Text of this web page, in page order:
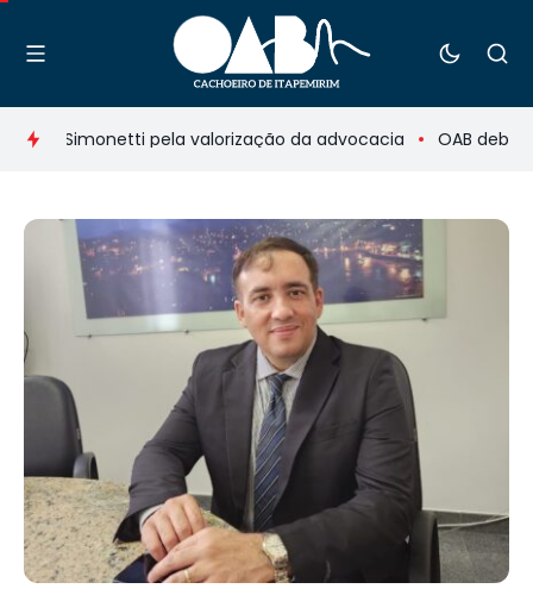
Simonetti pela valorização da advocacia OAB debate